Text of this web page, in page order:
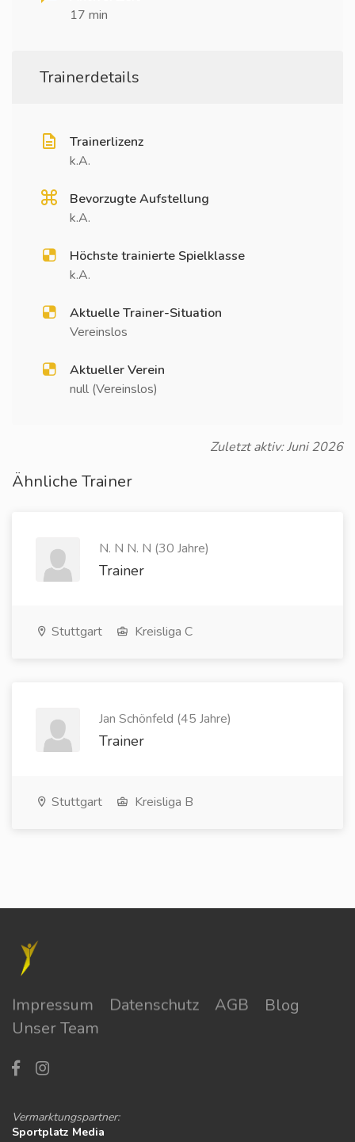
17 min
Trainerdetails
Trainerlizenz
k.A.
Bevorzugte Aufstellung
k.A.
Höchste trainierte Spielklasse
k.A.
Aktuelle Trainer-Situation
Vereinslos
Aktueller Verein
null (Vereinslos)
Zuletzt aktiv: Juni 2026
Ähnliche Trainer
N. N N. N (30 Jahre)
Trainer
Stuttgart Kreisliga C
Jan Schönfeld (45 Jahre)
Trainer
Stuttgart Kreisliga B
Impressum Datenschutz AGB
Blog
Unser Team
Vermarktungspartner:
Sportplatz Media